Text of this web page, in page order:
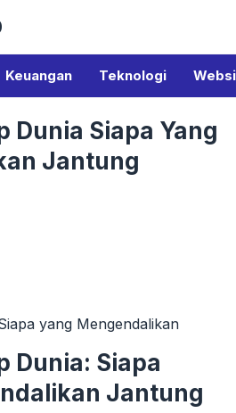
Keuangan Teknologi
Dunia Siapa Yang
Jantung
yang Mengendalikan
Dunia: Siapa
Jantung